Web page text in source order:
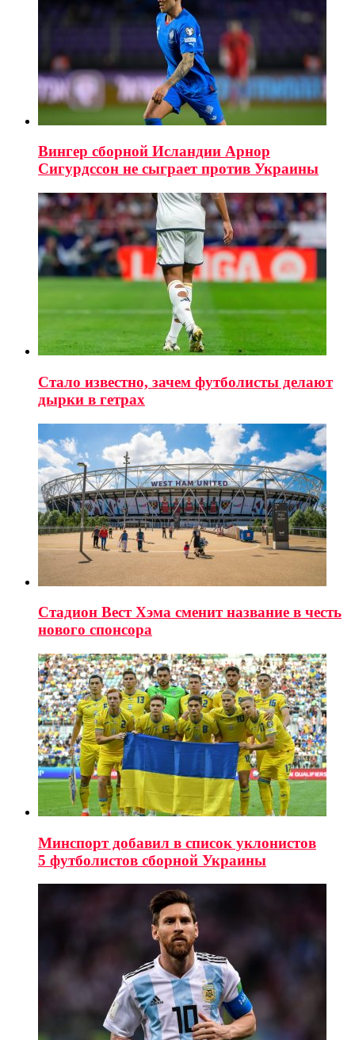
Вингер сборной Исландии Арнор
Сигурдссон не сыграет против Украины
Стало известно, зачем футболисты делают
дырки в гетрах
Стадион Вест Хэма сменит название в честь
нового спонсора
Минспорт добавил в список уклонистов
5 футболистов сборной Украины